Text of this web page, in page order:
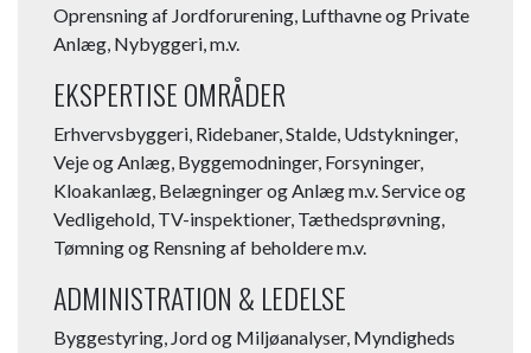
Oprensning af Jordforurening, Lufthavne og Private
Anlæg, Nybyggeri, m.v.
EKSPERTISE OMRÅDER
Erhvervsbyggeri, Ridebaner, Stalde, Udstykninger,
Veje og Anlæg, Byggemodninger, Forsyninger,
Kloakanlæg, Belægninger og Anlæg m.v.​ Service og
Vedligehold, TV-inspektioner, Tæthedsprøvning,
Tømning og Rensning af beholdere m.v.
ADMINISTRATION & LEDELSE
Byggestyring, Jord og Miljøanalyser, Myndigheds